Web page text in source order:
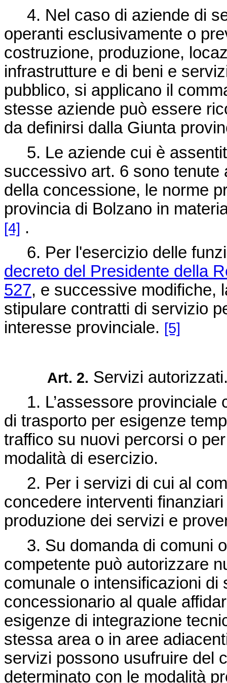
4. Nel caso di aziende di
operanti esclusivamente o
costruzione, produzione,
infrastrutture e di beni e
pubblico, si applicano il
stesse aziende può essere
da definirsi dalla Giunta
5. Le aziende cui è
successivo art. 6 sono
della concessione, le norme
provincia di Bolzano in
[4] .
6. Per l'esercizio delle
decreto del Presidente della
527, e successive modifiche,
stipulare contratti di servizio
interesse provinciale. [5]
Art. 2. Servizi
1. L’assessore
di trasporto per esigenze
traffico su nuovi percorsi o
modalità di esercizio.
2. Per i servizi di cui al
concedere interventi
produzione dei servizi e
3. Su domanda di comuni o
competente può autorizzare
comunale o intensificazioni
concessionario al quale
esigenze di integrazione
stessa area o in aree
servizi possono usufruire del
determinato con le modalità